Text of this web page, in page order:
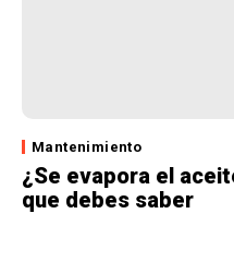
Mantenimiento
¿Se evapora el
que debes saber